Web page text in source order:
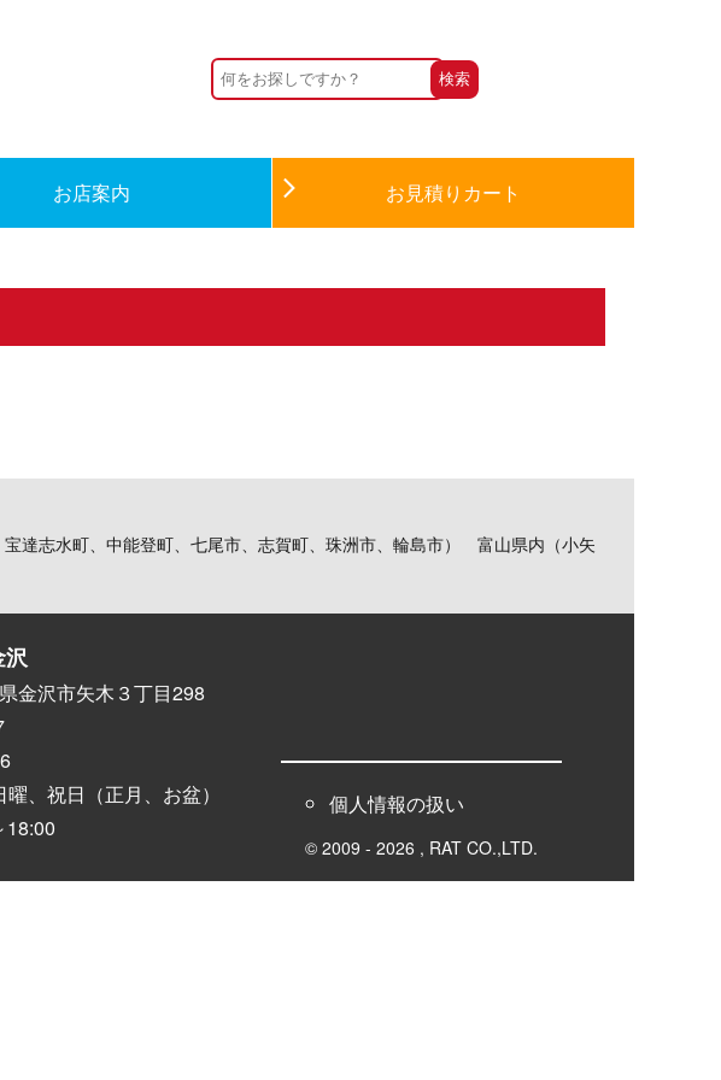
お店案内 お見積りカート
達志水町、中能登町、七尾市、志賀町、珠洲市、輪島市） 富山県内（小矢
沢
金沢市矢木３丁目298
、祝日（正月、お盆）
個人情報の扱い
© 2009 - 2026 , RAT CO.,LTD.